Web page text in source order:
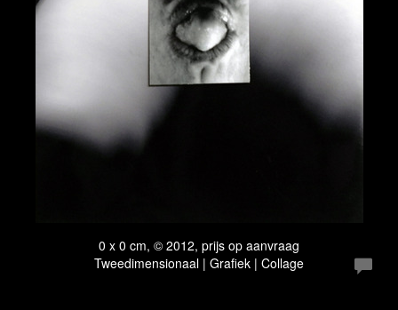
0 x 0 cm, © 2012, prijs op aanvraag
Tweedimensionaal | Grafiek | Collage